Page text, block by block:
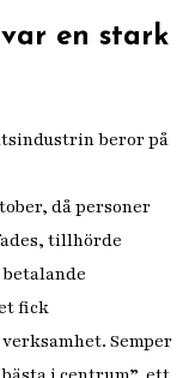
en stark
beror på
då personer
tillhörde
betalande
fick
Semper